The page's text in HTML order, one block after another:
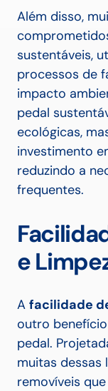
Além disso,
sustentáveis,
processos de
impacto
pedal
ecológicas,
investimento
reduzindo a
frequentes.
e
A facilidade
outro
pedal.
muitas dessas
removíveis